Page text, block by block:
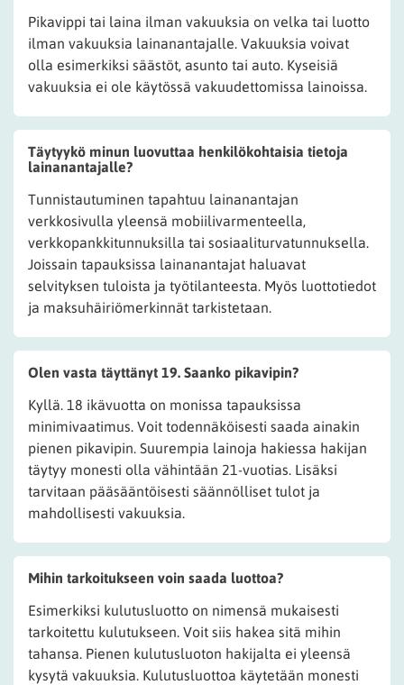
Pikavippi tai laina ilman vakuuksia on velka tai luotto
ilman vakuuksia lainanantajalle. Vakuuksia voivat
olla esimerkiksi säästöt, asunto tai auto. Kyseisiä
vakuuksia ei ole käytössä vakuudettomissa lainoissa.
Täytyykö minun luovuttaa henkilökohtaisia tietoja
lainanantajalle?
Tunnistautuminen tapahtuu lainanantajan
verkkosivulla yleensä mobiilivarmenteella,
verkkopankkitunnuksilla tai sosiaaliturvatunnuksella.
Joissain tapauksissa lainanantajat haluavat
selvityksen tuloista ja työtilanteesta. Myös luottotiedot
ja maksuhäiriömerkinnät tarkistetaan.
Olen vasta täyttänyt 19. Saanko pikavipin?
Kyllä. 18 ikävuotta on monissa tapauksissa
minimivaatimus. Voit todennäköisesti saada ainakin
pienen pikavipin. Suurempia lainoja hakiessa hakijan
täytyy monesti olla vähintään 21-vuotias. Lisäksi
tarvitaan pääsääntöisesti säännölliset tulot ja
mahdollisesti vakuuksia.
Mihin tarkoitukseen voin saada luottoa?
Esimerkiksi kulutusluotto on nimensä mukaisesti
tarkoitettu kulutukseen. Voit siis hakea sitä mihin
tahansa. Pienen kulutusluoton hakijalta ei yleensä
kysytä vakuuksia. Kulutusluottoa käytetään monesti